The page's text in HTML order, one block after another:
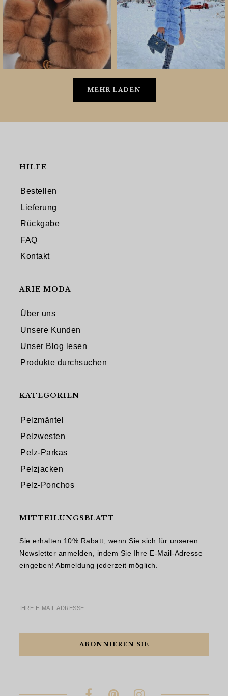
MEHR LADEN
HILFE
Bestellen
Lieferung
Rückgabe
FAQ
Kontakt
ARIE MODA
Über uns
Unsere Kunden
Unser Blog lesen
Produkte durchsuchen
KATEGORIEN
Pelzmäntel
Pelzwesten
Pelz-Parkas
Pelzjacken
Pelz-Ponchos
MITTEILUNGSBLATT
Sie erhalten 10% Rabatt, wenn Sie sich für unseren
Newsletter anmelden, indem Sie Ihre E-Mail-Adresse
eingeben! Abmeldung jederzeit möglich.
IHRE E-MAIL ADRESSE